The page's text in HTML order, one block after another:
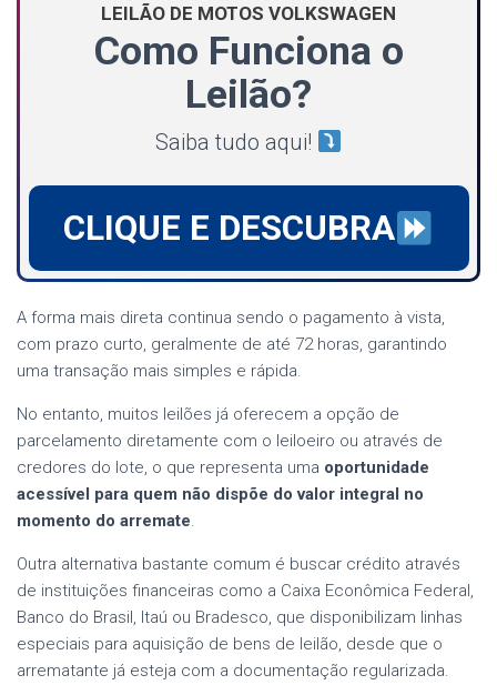
LEILÃO DE MOTOS VOLKSWAGEN
Como Funciona o
Leilão?
Saiba tudo aqui!
CLIQUE E DESCUBRA
A forma mais direta continua sendo o pagamento à vista,
com prazo curto, geralmente de até 72 horas, garantindo
uma transação mais simples e rápida.
No entanto, muitos leilões já oferecem a opção de
parcelamento diretamente com o leiloeiro ou através de
credores do lote, o que representa uma oportunidade
acessível para quem não dispõe do valor integral no
momento do arremate.
Outra alternativa bastante comum é buscar crédito através
de instituições financeiras como a Caixa Econômica Federal,
Banco do Brasil, Itaú ou Bradesco, que disponibilizam linhas
especiais para aquisição de bens de leilão, desde que o
arrematante já esteja com a documentação regularizada.